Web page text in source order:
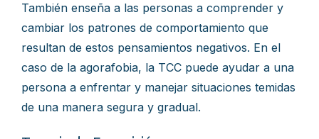
También enseña a las personas a comprender y
cambiar los patrones de comportamiento que
resultan de estos pensamientos negativos. En el
caso de la agorafobia, la TCC puede ayudar a una
persona a enfrentar y manejar situaciones temidas
de una manera segura y gradual.